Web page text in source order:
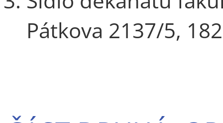
Pátkova 2137/5,